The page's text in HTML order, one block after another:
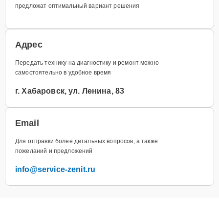
предложат оптимальный вариант решения
Адрес
Передать технику на диагностику и ремонт можно
самостоятельно в удобное время
г. Хабаровск, ул. Ленина, 83
Email
Для отправки более детальных вопросов, а также
пожеланий и предложений
info@service-zenit.ru